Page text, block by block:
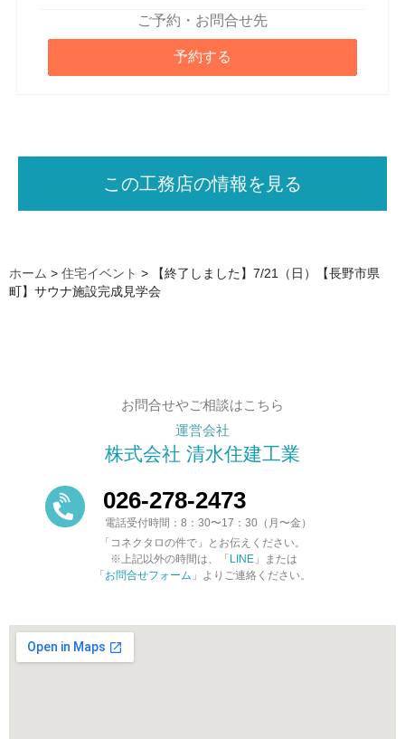
ご予約・お問合せ先
予約する
この工務店の情報を見る
ホーム > 住宅イベント >
【終了しました】7/21（日）【長野市県
町】サウナ施設完成見学会
お問合せやご相談はこちら
運営会社
株式会社 清水住建工業
026-278-2473
電話受付時間：8：30〜17：30（月〜金）
「コネクタロの件で」とお伝えください。
※上記以外の時間は、「LINE 」または
「お問合せフォーム 」よりご連絡ください。